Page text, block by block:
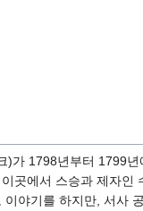
)가 1798년부터 1799
곳에서 스승과 제자인
야기를 하지만, 서사